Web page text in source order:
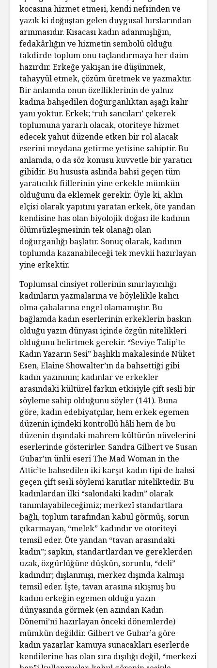
kocasına hizmet etmesi, kendi nefsinden ve
yazık ki doğuştan gelen duygusal hırslarından
arınmasıdır. Kısacası kadın adanmışlığın,
fedakârlığın ve hizmetin sembolü olduğu
takdirde toplum onu taçlandırmaya her daim
hazırdır. Erkeğe yakışan ise düşünmek,
tahayyül etmek, çözüm üretmek ve yazmaktır.
Bir anlamda onun özelliklerinin de yalnız
kadına bahşedilen doğurganlıktan aşağı kalır
yanı yoktur. Erkek; ‘ruh sancıları’ çekerek
toplumuna yararlı olacak, otoriteye hizmet
edecek yahut düzende etken bir rol alacak
eserini meydana getirme yetisine sahiptir. Bu
anlamda, o da söz konusu kuvvetle bir yaratıcı
gibidir. Bu hususta aslında bahsi geçen tüm
yaratıcılık fiillerinin yine erkekle mümkün
olduğunu da eklemek gerekir. Öyle ki, aklın
elçisi olarak yapıtını yaratan erkek, öte yandan
kendisine has olan biyolojik doğası ile kadının
ölümsüzleşmesinin tek olanağı olan
doğurganlığı başlatır. Sonuç olarak, kadının
toplumda kazanabileceği tek mevkii hazırlayan
yine erkektir.
Toplumsal cinsiyet rollerinin sınırlayıcılığı
kadınların yazmalarına ve böylelikle kalıcı
olma çabalarına engel olamamıştır. Bu
bağlamda kadın eserlerinin erkeklerin baskın
olduğu yazın dünyası içinde özgün nitelikleri
olduğunu belirtmek gerekir. “Seviye Talip’te
Kadın Yazarın Sesi” başlıklı makalesinde Nüket
Esen, Elaine Showalter’ın da bahsettiği gibi
kadın yazınının; kadınlar ve erkekler
arasındaki kültürel farkın etkisiyle çift sesli bir
söyleme sahip olduğunu söyler (141). Buna
göre, kadın edebiyatçılar, hem erkek egemen
düzenin içindeki kontrollü hâli hem de bu
düzenin dışındaki mahrem kültürün nüvelerini
eserlerinde gösterirler. Sandra Gilbert ve Susan
Gubar’ın ünlü eseri The Mad Woman in the
Attic’te bahsedilen iki karşıt kadın tipi de bahsi
geçen çift sesli söylemi kanıtlar niteliktedir. Bu
kadınlardan ilki “salondaki kadın” olarak
tanımlayabileceğimiz; merkezî standartlara
bağlı, toplum tarafından kabul görmüş, sorun
çıkarmayan, “melek” kadındır ve otoriteyi
temsil eder. Öte yandan “tavan arasındaki
kadın”; sapkın, standartlardan ve gereklerden
uzak, özgürlüğüne düşkün, sorunlu, “deli”
kadındır; dışlanmışı, merkez dışında kalmışı
temsil eder. İşte, tavan arasına sıkışmış bu
kadını erkeğin egemen olduğu yazın
dünyasında görmek (en azından Kadın
Dönemi’ni hazırlayan önceki dönemlerde)
mümkün değildir. Gilbert ve Gubar’a göre
kadın yazarlar kamuya sunacakları eserlerde
kendilerine has olan sıra dışılığı değil, “merkezi